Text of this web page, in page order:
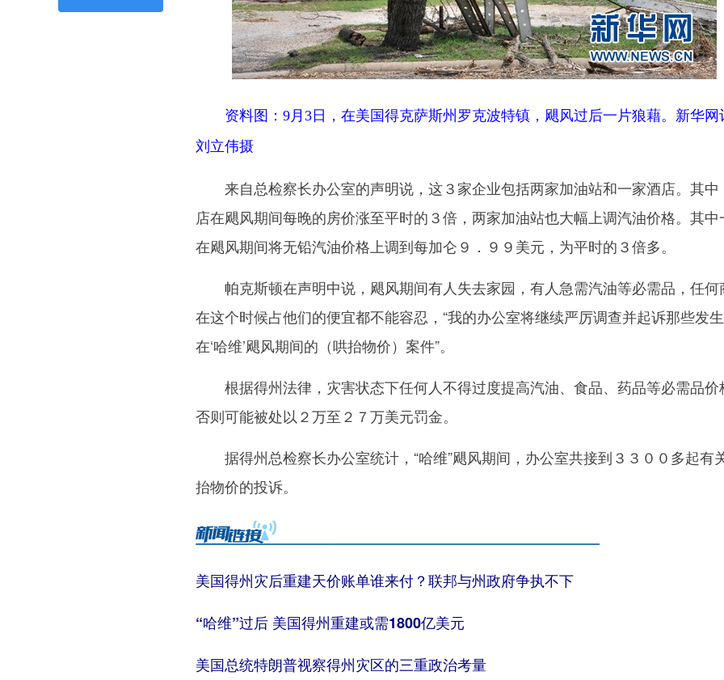
资料图：9月3日，在美国得克萨斯州罗克波特镇，飓风过后一片狼藉。新华网
刘立伟摄
来自总检察长办公室的声明说，这３家企业包括两家加油站和一家酒店。其中
店在飓风期间每晚的房价涨至平时的３倍，两家加油站也大幅上调汽油价格。其中
在飓风期间将无铅汽油价格上调到每加仑９．９９美元，为平时的３倍多。
帕克斯顿在声明中说，飓风期间有人失去家园，有人急需汽油等必需品，任何
在这个时候占他们的便宜都不能容忍，“我的办公室将继续严厉调查并起诉那些发生
在‘哈维’飓风期间的（哄抬物价）案件”。
根据得州法律，灾害状态下任何人不得过度提高汽油、食品、药品等必需品价
否则可能被处以２万至２７万美元罚金。
据得州总检察长办公室统计，“哈维”飓风期间，办公室共接到３３００多起有
抬物价的投诉。
美国得州灾后重建天价账单谁来付？联邦与州政府争执不下
“哈维”过后 美国得州重建或需1800亿美元
美国总统特朗普视察得州灾区的三重政治考量